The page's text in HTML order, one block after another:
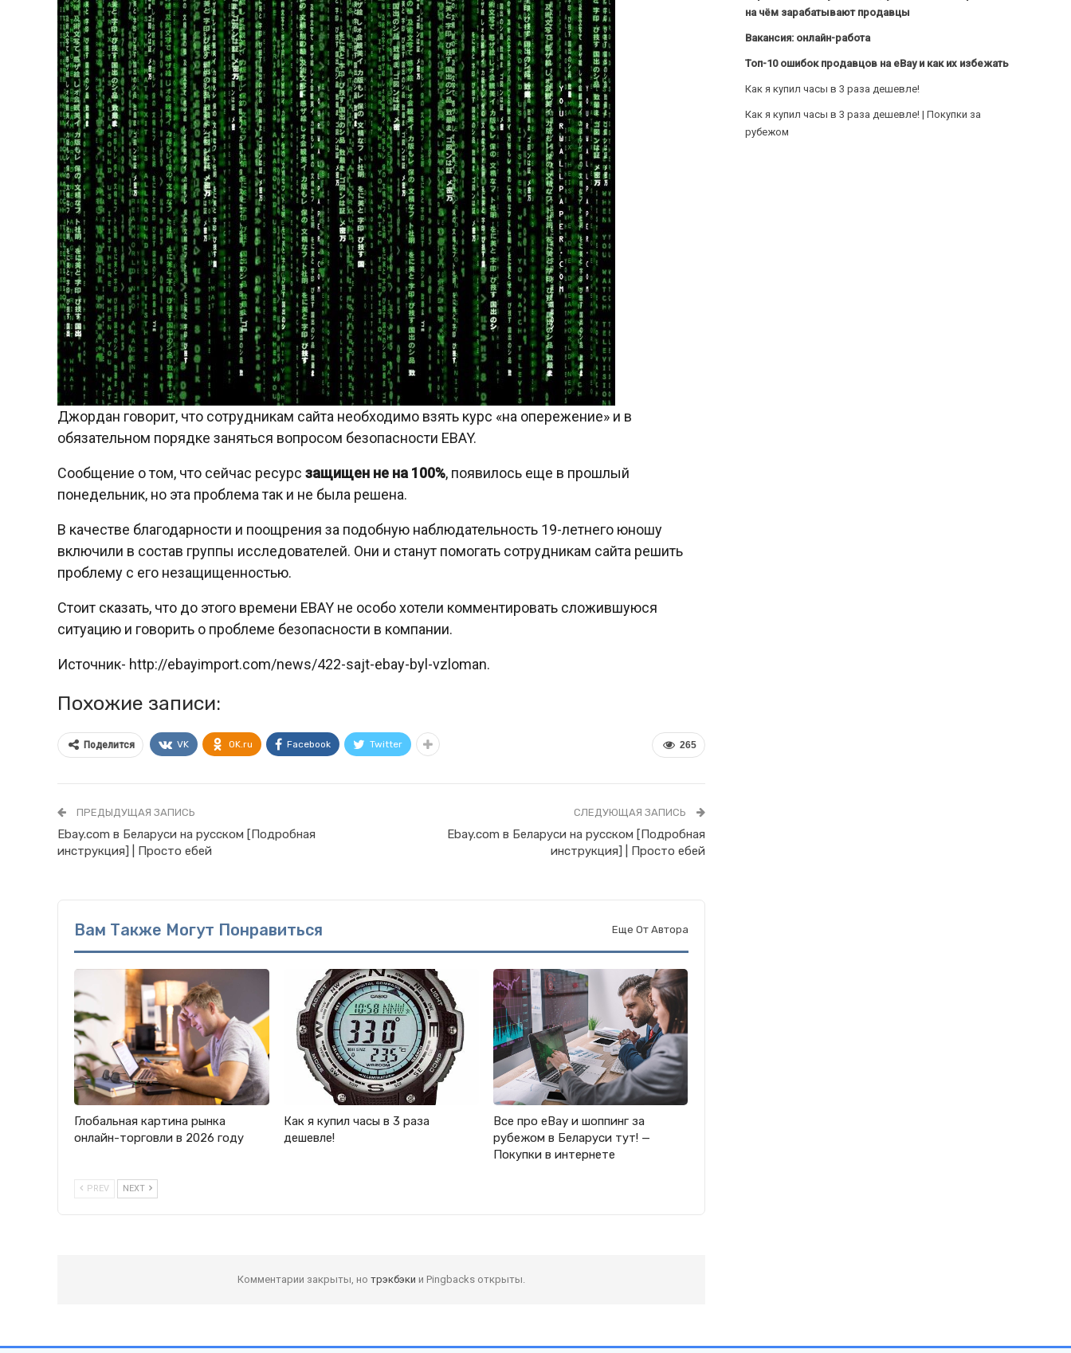
Джордан говорит, что сотрудникам сайта необходимо взять курс «на опережение» и в
обязательном порядке заняться вопросом безопасности EBAY.
Сообщение о том, что сейчас ресурс защищен не на 100%, появилось еще в прошлый
понедельник, но эта проблема так и не была решена.
В качестве благодарности и поощрения за подобную наблюдательность 19-летнего юношу
включили в состав группы исследователей. Они и станут помогать сотрудникам сайта решить
проблему с его незащищенностью.
Стоит сказать, что до этого времени EBAY не особо хотели комментировать сложившуюся
ситуацию и говорить о проблеме безопасности в компании.
Источник- http://ebayimport.com/news/422-sajt-ebay-byl-vzloman.
Похожие записи:
265
Поделится VK OK.ru Facebook Twitter
ПРЕДЫДУЩАЯ ЗАПИСЬ
Ebay.com в Беларуси на русском [Подробная
инструкция] | Просто ебей
СЛЕДУЮЩАЯ ЗАПИСЬ
Ebay.com в Беларуси на русском [Подробная
инструкция] | Просто ебей
Вам Также Могут Понравиться Еще От Автора
Глобальная картина рынка
онлайн-торговли в 2026 году
Как я купил часы в 3 раза
дешевле!
Все про eBay и шоппинг за
рубежом в Беларуси тут! —
Покупки в интернете
PREV NEXT
Комментарии закрыты, но трэкбэки и Pingbacks открыты.
на чём зарабатывают продавцы
Вакансия: онлайн-работа
Топ-10 ошибок продавцов на eBay и как их избежать
Как я купил часы в 3 раза дешевле!
Как я купил часы в 3 раза дешевле! | Покупки за
рубежом